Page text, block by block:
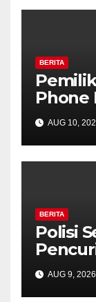
BERITA
Phone
AUG 10,
BERITA
Polisi
Royal
AUG 9, 2026